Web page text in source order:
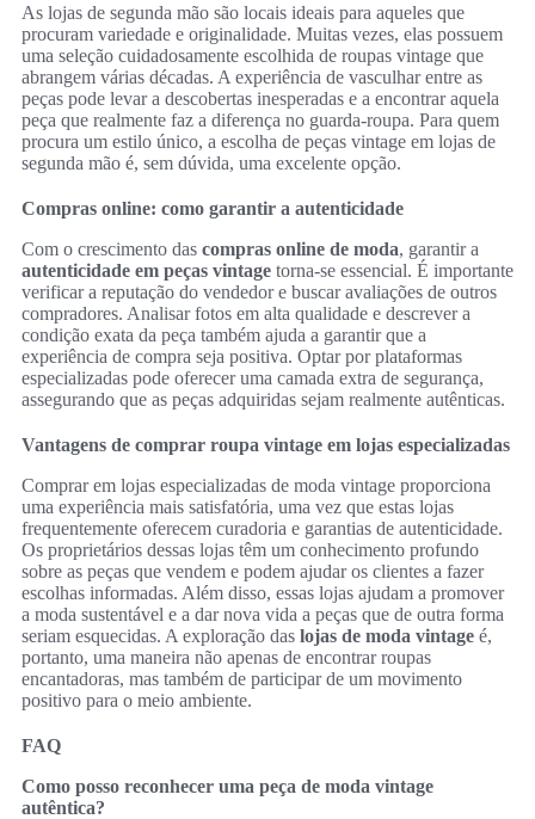
As lojas de segunda mão são locais ideais para aqueles que
procuram variedade e originalidade. Muitas vezes, elas possuem
uma seleção cuidadosamente escolhida de roupas vintage que
abrangem várias décadas. A experiência de vasculhar entre as
peças pode levar a descobertas inesperadas e a encontrar aquela
peça que realmente faz a diferença no guarda-roupa. Para quem
procura um estilo único, a escolha de peças vintage em lojas de
segunda mão é, sem dúvida, uma excelente opção.
Compras online: como garantir a autenticidade
Com o crescimento das compras online de moda, garantir a
autenticidade em peças vintage torna-se essencial. É importante
verificar a reputação do vendedor e buscar avaliações de outros
compradores. Analisar fotos em alta qualidade e descrever a
condição exata da peça também ajuda a garantir que a
experiência de compra seja positiva. Optar por plataformas
especializadas pode oferecer uma camada extra de segurança,
assegurando que as peças adquiridas sejam realmente autênticas.
Vantagens de comprar roupa vintage em lojas especializadas
Comprar em lojas especializadas de moda vintage proporciona
uma experiência mais satisfatória, uma vez que estas lojas
frequentemente oferecem curadoria e garantias de autenticidade.
Os proprietários dessas lojas têm um conhecimento profundo
sobre as peças que vendem e podem ajudar os clientes a fazer
escolhas informadas. Além disso, essas lojas ajudam a promover
a moda sustentável e a dar nova vida a peças que de outra forma
seriam esquecidas. A exploração das lojas de moda vintage é,
portanto, uma maneira não apenas de encontrar roupas
encantadoras, mas também de participar de um movimento
positivo para o meio ambiente.
FAQ
Como posso reconhecer uma peça de moda vintage
autêntica?